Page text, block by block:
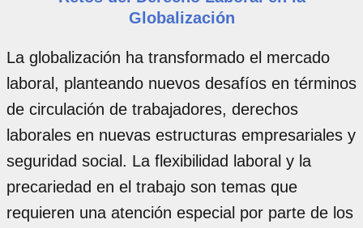
Globalización
La globalización ha transformado el mercado
laboral, planteando nuevos desafíos en términos
de circulación de trabajadores, derechos
laborales en nuevas estructuras empresariales y
seguridad social. La flexibilidad laboral y la
precariedad en el trabajo son temas que
requieren una atención especial por parte de los